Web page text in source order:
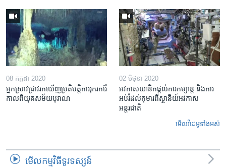
08 កក្កដា 2020
អ្នកស្រាវជ្រាវ​រកឃើញ​ប្រតិបត្តិការ​រុករករ៉ែ​
កាលពី​យុគសម័យ​បុរាណ
02 មិថុនា 2020
អវកាសយានិក​ផ្ដល់​ការ​កម្សាន្ត និង​ការ​
អប់រំ​ដល់​កុមារ​ពី​ស្ថានីយ៍​អវកាស​
អន្តរជាតិ
មើល​វីដេអូ​ទាំង​អស់
មើល​កម្មវិធី​ទូរទស្សន៍